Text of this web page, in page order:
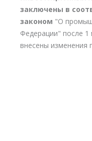
заключены в
законом "О
Федерации" после 1
внесены изменения